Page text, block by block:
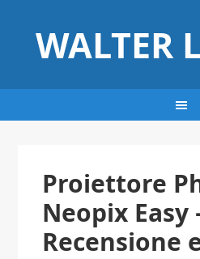
WALTER
Proiettore
Neopix Easy
Recensione